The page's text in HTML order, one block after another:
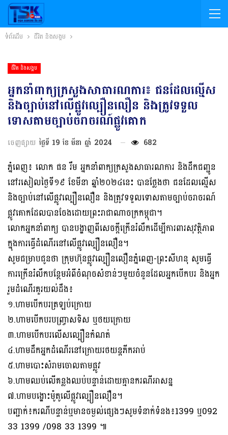
ទំព័រដើម ជីវិត និងសង្គម
ជីវិត និងសង្គម
អ្នកនាំពាក្យក្រសួងសាធារណការ៖ ជនដែលល្មើស
និងច្បាប់នៅលើផ្លូវល្បឿនលឿន និងត្រូវទទួល
ទោសតាមច្បាប់ចរាចរណ៍ផ្លូវគោក
ចេញផ្សាយ ថ្ងៃទី 19 ខែ មីនា ឆ្នាំ 2024 682
ភ្នំពេញ៖ លោក ផន រឹម អ្នកនាំពាក្យក្រសួងសាធារណការ និងដឹកជញ្ជូន
នៅរសៀលថ្ងៃទី១៩ ខែមីនា ឆ្នាំ២០២៤នេះ បានថ្លែងថា ជនដែលល្មើស
និងច្បាប់នៅលើផ្លូវល្បឿនលឿន និងត្រូវទទួលទោសតាមច្បាប់ចរាចរណ៍
ផ្លូវគោកដែលបានចែងដោយព្រះរាជាណាចក្រកម្ពុជា។
លោកអ្នកនាំពាក្យ បានបង្ហាញពីសេចក្តីក្រើនរំលឹកដើម្បីការពារសុវត្ថិភាព
ក្នុងការធ្វើដំណើរនៅលើផ្លូវល្បឿនលឿន។
សូមជម្រាបជូនថា ក្រុមហ៊ុនផ្លូវល្បឿនលឿនភ្នំពេញ-ព្រះសីហនុ សូមធ្វើ
ការក្រើនរំលឹកបន្ថែមអំពីចំណុចសំខាន់ៗមួយចំនួនដែលអ្នកបើកបរ និងអ្នក
រួមដំណើរគួរយល់ដឹង៖
១.ហាមបើកបរត្រឡប់ក្រោយ
២.ហាមបើកបរបញ្រ្ចាសទិស ឬថយក្រោយ
៣.ហាមបើកបរលើសល្បឿនកំណត់
៤.ហាមដឹកអ្នកដំណើរនៅក្រោយរថយន្តភីកអាប់
៥.ហាមបោះសំរាមចោលតាមផ្លូវ
៦.ហាមឈប់លើគន្លងឈប់បន្ទាន់ដោយគ្មានករណីអាសន្ន
៧.ហាមបង្ហោះម៉ូតូលើផ្លូវល្បឿនលឿន។
បញ្ជាក់៖ករណីបន្ទាន់ឬមានចម្ងល់ផ្សេងៗសូមទំនាក់ទំនង៖1399 ឬ092
33 1399 /098 33 1399 ៕